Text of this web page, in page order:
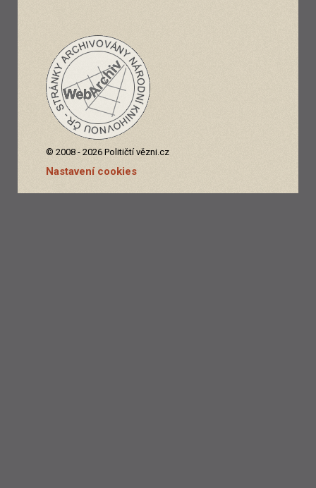
© 2008 - 2026 Političtí vězni.cz
Nastavení cookies